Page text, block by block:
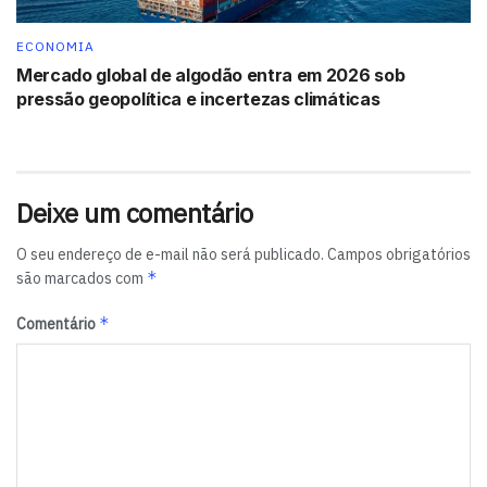
ECONOMIA
Mercado global de algodão entra em 2026 sob
pressão geopolítica e incertezas climáticas
Deixe um comentário
O seu endereço de e-mail não será publicado. Campos obrigatórios
são marcados com *
Comentário *